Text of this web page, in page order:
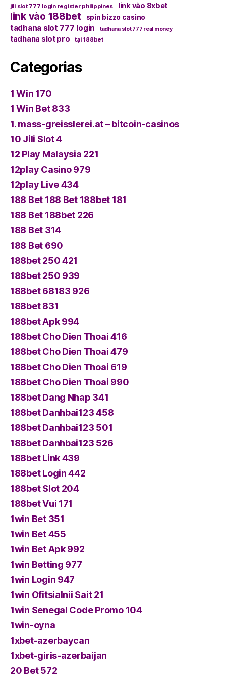
jili slot 777 login register philippines link vào 8xbet
link vào 188bet spin bizzo casino
tadhana slot 777 login tadhana slot 777 real money
tadhana slot pro tại 188bet
Categorias
1 Win 170
1 Win Bet 833
1. mass-greisslerei.at – bitcoin-casinos
10 Jili Slot 4
12 Play Malaysia 221
12play Casino 979
12play Live 434
188 Bet 188 Bet 188bet 181
188 Bet 188bet 226
188 Bet 314
188 Bet 690
188bet 250 421
188bet 250 939
188bet 68183 926
188bet 831
188bet Apk 994
188bet Cho Dien Thoai 416
188bet Cho Dien Thoai 479
188bet Cho Dien Thoai 619
188bet Cho Dien Thoai 990
188bet Dang Nhap 341
188bet Danhbai123 458
188bet Danhbai123 501
188bet Danhbai123 526
188bet Link 439
188bet Login 442
188bet Slot 204
188bet Vui 171
1win Bet 351
1win Bet 455
1win Bet Apk 992
1win Betting 977
1win Login 947
1win Ofitsialnii Sait 21
1win Senegal Code Promo 104
1win-oyna
1xbet-azerbaycan
1xbet-giris-azerbaijan
20 Bet 572